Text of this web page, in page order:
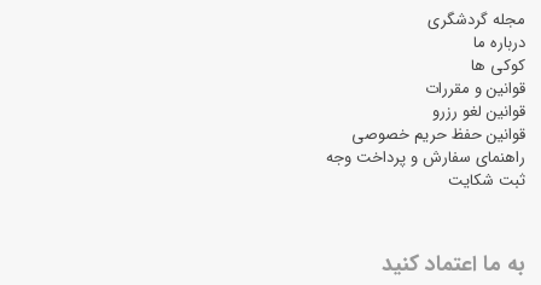
مجله گردشگری
درباره ما
کوکی ها
قوانین و مقررات
قوانین لغو رزرو
قوانین حفظ حریم خصوصی
راهنمای سفارش و پرداخت وجه
ثبت شکایت
به ما اعتماد کنید